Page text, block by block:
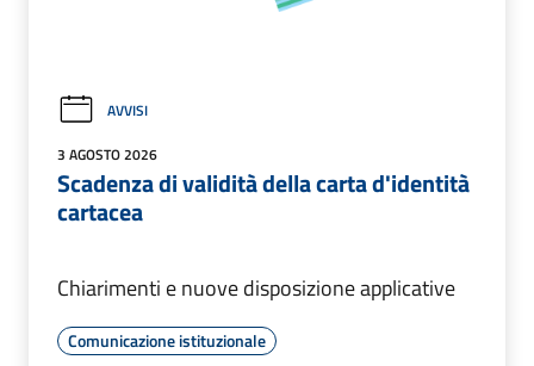
AVVISI
3 AGOSTO 2026
Scadenza di validità della carta d'identità
cartacea
Chiarimenti e nuove disposizione applicative
Comunicazione istituzionale